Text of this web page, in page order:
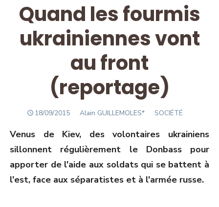
Quand les fourmis
ukrainiennes vont
au front
(reportage)
POSTED
18/09/2015 Author
Alain GUILLEMOLES* SOCIÉTÉ
Venus de Kiev, des volontaires ukrainiens
sillonnent régulièrement le Donbass pour
apporter de l'aide aux soldats qui se battent à
l'est, face aux séparatistes et à l'armée russe.